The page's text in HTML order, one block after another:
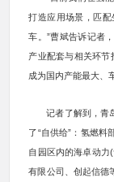
打造应用场景，匹
车。”曹斌告诉记者
产业配套与相关环节
成为国内产能最大、
记者了解到，青
了“自供给”：氢燃料
自园区内的海卓动力
有限公司、创起信德